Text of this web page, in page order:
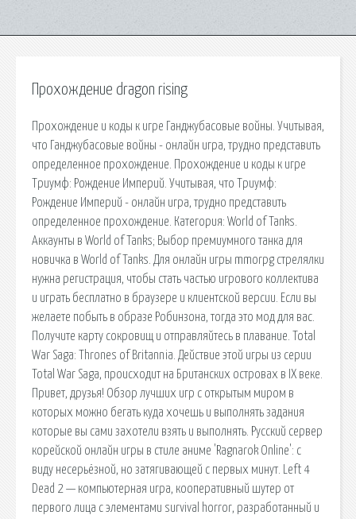
Прохождение dragon rising
Прохождение и коды к игре Ганджубасовые войны. Учитывая,
что Ганджубасовые войны - онлайн игра, трудно представить
определенное прохождение. Прохождение и коды к игре
Триумф: Рождение Империй. Учитывая, что Триумф:
Рождение Империй - онлайн игра, трудно представить
определенное прохождение. Категория: World of Tanks.
Аккаунты в World of Tanks; Выбор премиумного танка для
новичка в World of Tanks. Для онлайн игры mmorpg cтрелялки
нужна регистрация, чтобы стать частью игрового коллектива
и играть бесплатно в браузере и клиентской версии. Если вы
желаете побыть в образе Робинзона, тогда это мод для вас.
Получите карту сокровищ и отправляйтесь в плавание. Total
War Saga: Thrones of Britannia. Действие этой игры из серии
Total War Saga, происходит на Британских островах в IX веке.
Привет, друзья! Обзор лучших игр с открытым миром в
которых можно бегать куда хочешь и выполнять задания
которые вы сами захотели взять и выполнять. Русский сервер
корейской онлайн игры в стиле аниме 'Ragnarok Online': с
виду несерьёзной, но затягивающей с первых минут. Left 4
Dead 2 — компьютерная игра, кооперативный шутер от
первого лица с элементами survival horror, разработанный и